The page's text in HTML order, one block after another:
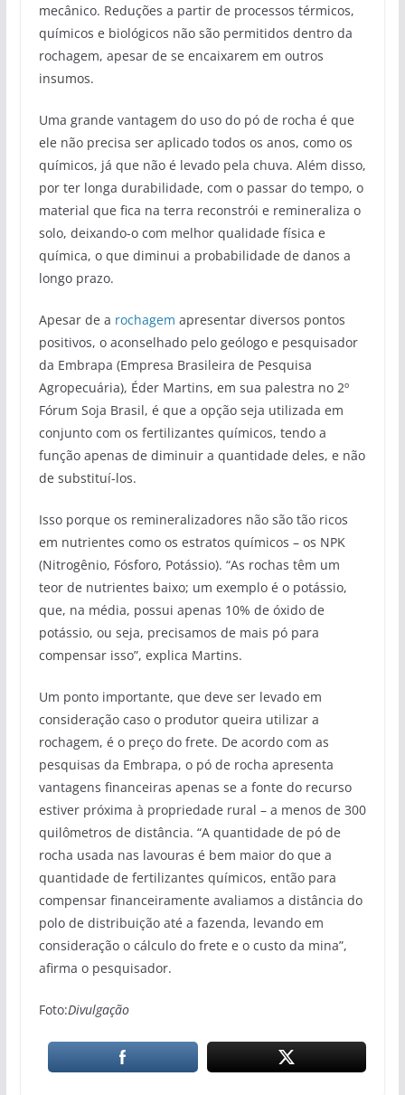
mecânico. Reduções a partir de processos térmicos,
químicos e biológicos não são permitidos dentro da
rochagem, apesar de se encaixarem em outros
insumos.
Uma grande vantagem do uso do pó de rocha é que
ele não precisa ser aplicado todos os anos, como os
químicos, já que não é levado pela chuva. Além disso,
por ter longa durabilidade, com o passar do tempo, o
material que fica na terra reconstrói e remineraliza o
solo, deixando-o com melhor qualidade física e
química, o que diminui a probabilidade de danos a
longo prazo.
Apesar de a rochagem apresentar diversos pontos
positivos, o aconselhado pelo geólogo e pesquisador
da Embrapa (Empresa Brasileira de Pesquisa
Agropecuária), Éder Martins, em sua palestra no 2º
Fórum Soja Brasil, é que a opção seja utilizada em
conjunto com os fertilizantes químicos, tendo a
função apenas de diminuir a quantidade deles, e não
de substituí-los.
Isso porque os remineralizadores não são tão ricos
em nutrientes como os estratos químicos – os NPK
(Nitrogênio, Fósforo, Potássio). “As rochas têm um
teor de nutrientes baixo; um exemplo é o potássio,
que, na média, possui apenas 10% de óxido de
potássio, ou seja, precisamos de mais pó para
compensar isso”, explica Martins.
Um ponto importante, que deve ser levado em
consideração caso o produtor queira utilizar a
rochagem, é o preço do frete. De acordo com as
pesquisas da Embrapa, o pó de rocha apresenta
vantagens financeiras apenas se a fonte do recurso
estiver próxima à propriedade rural – a menos de 300
quilômetros de distância. “A quantidade de pó de
rocha usada nas lavouras é bem maior do que a
quantidade de fertilizantes químicos, então para
compensar financeiramente avaliamos a distância do
polo de distribuição até a fazenda, levando em
consideração o cálculo do frete e o custo da mina”,
afirma o pesquisador.
Foto:Divulgação